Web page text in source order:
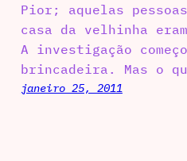
Pior; aquelas
casa da velhinha
A investigação
brincadeira. Mas o
janeiro 25, 2011